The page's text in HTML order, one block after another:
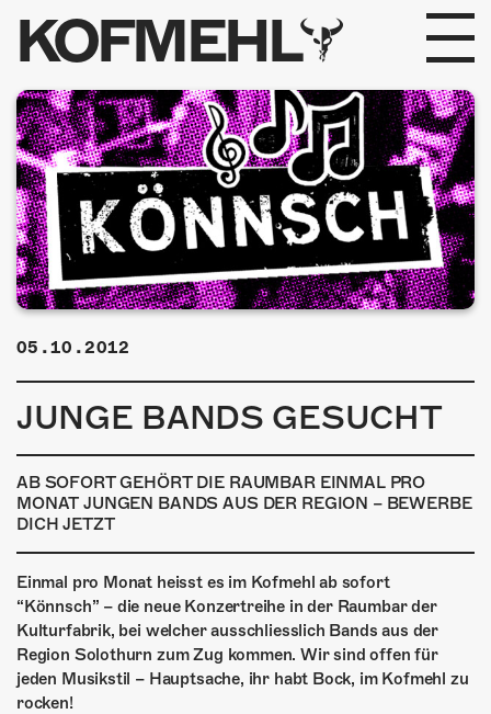
KOFMEHL
PROGRAMM
FABRIKGEFLÜSTER
GALERIE
FOTOGALERIE
INFOS
ÜBER UNS
SHOP
MITMACHEN
05.10.2012
JUNGE BANDS GESUCHT
AB SOFORT GEHÖRT DIE RAUMBAR EINMAL PRO
MONAT JUNGEN BANDS AUS DER REGION – BEWERBE
DICH JETZT
Einmal pro Monat heisst es im Kofmehl ab sofort
“Könnsch” – die neue Konzertreihe in der Raumbar der
Kulturfabrik, bei welcher ausschliesslich Bands aus der
Region Solothurn zum Zug kommen. Wir sind offen für
jeden Musikstil – Hauptsache, ihr habt Bock, im Kofmehl zu
rocken!